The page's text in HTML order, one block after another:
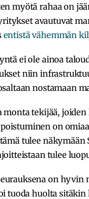
myötä rahaa on
avautuvat
entistä vähemmän
ei ole ainoa
niin
nostamaan
monta tekijää,
on
tulee
tulee
on hyvin
tuoda huolta